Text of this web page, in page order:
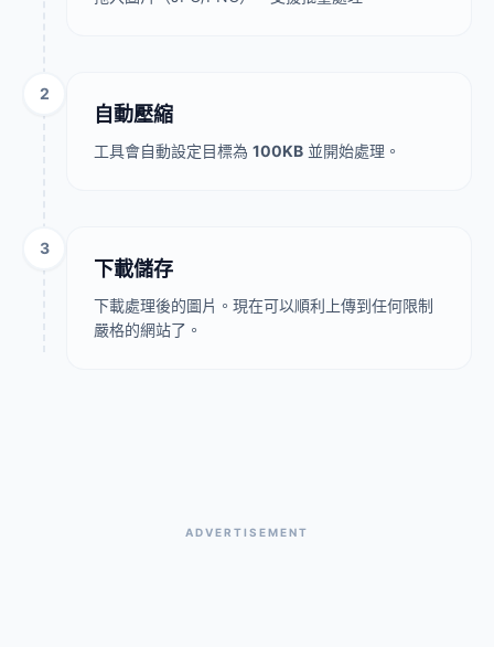
2
自動壓縮
工具會自動設定目標為 100KB 並開始處理。
3
下載儲存
下載處理後的圖片。現在可以順利上傳到任何限制
嚴格的網站了。
ADVERTISEMENT